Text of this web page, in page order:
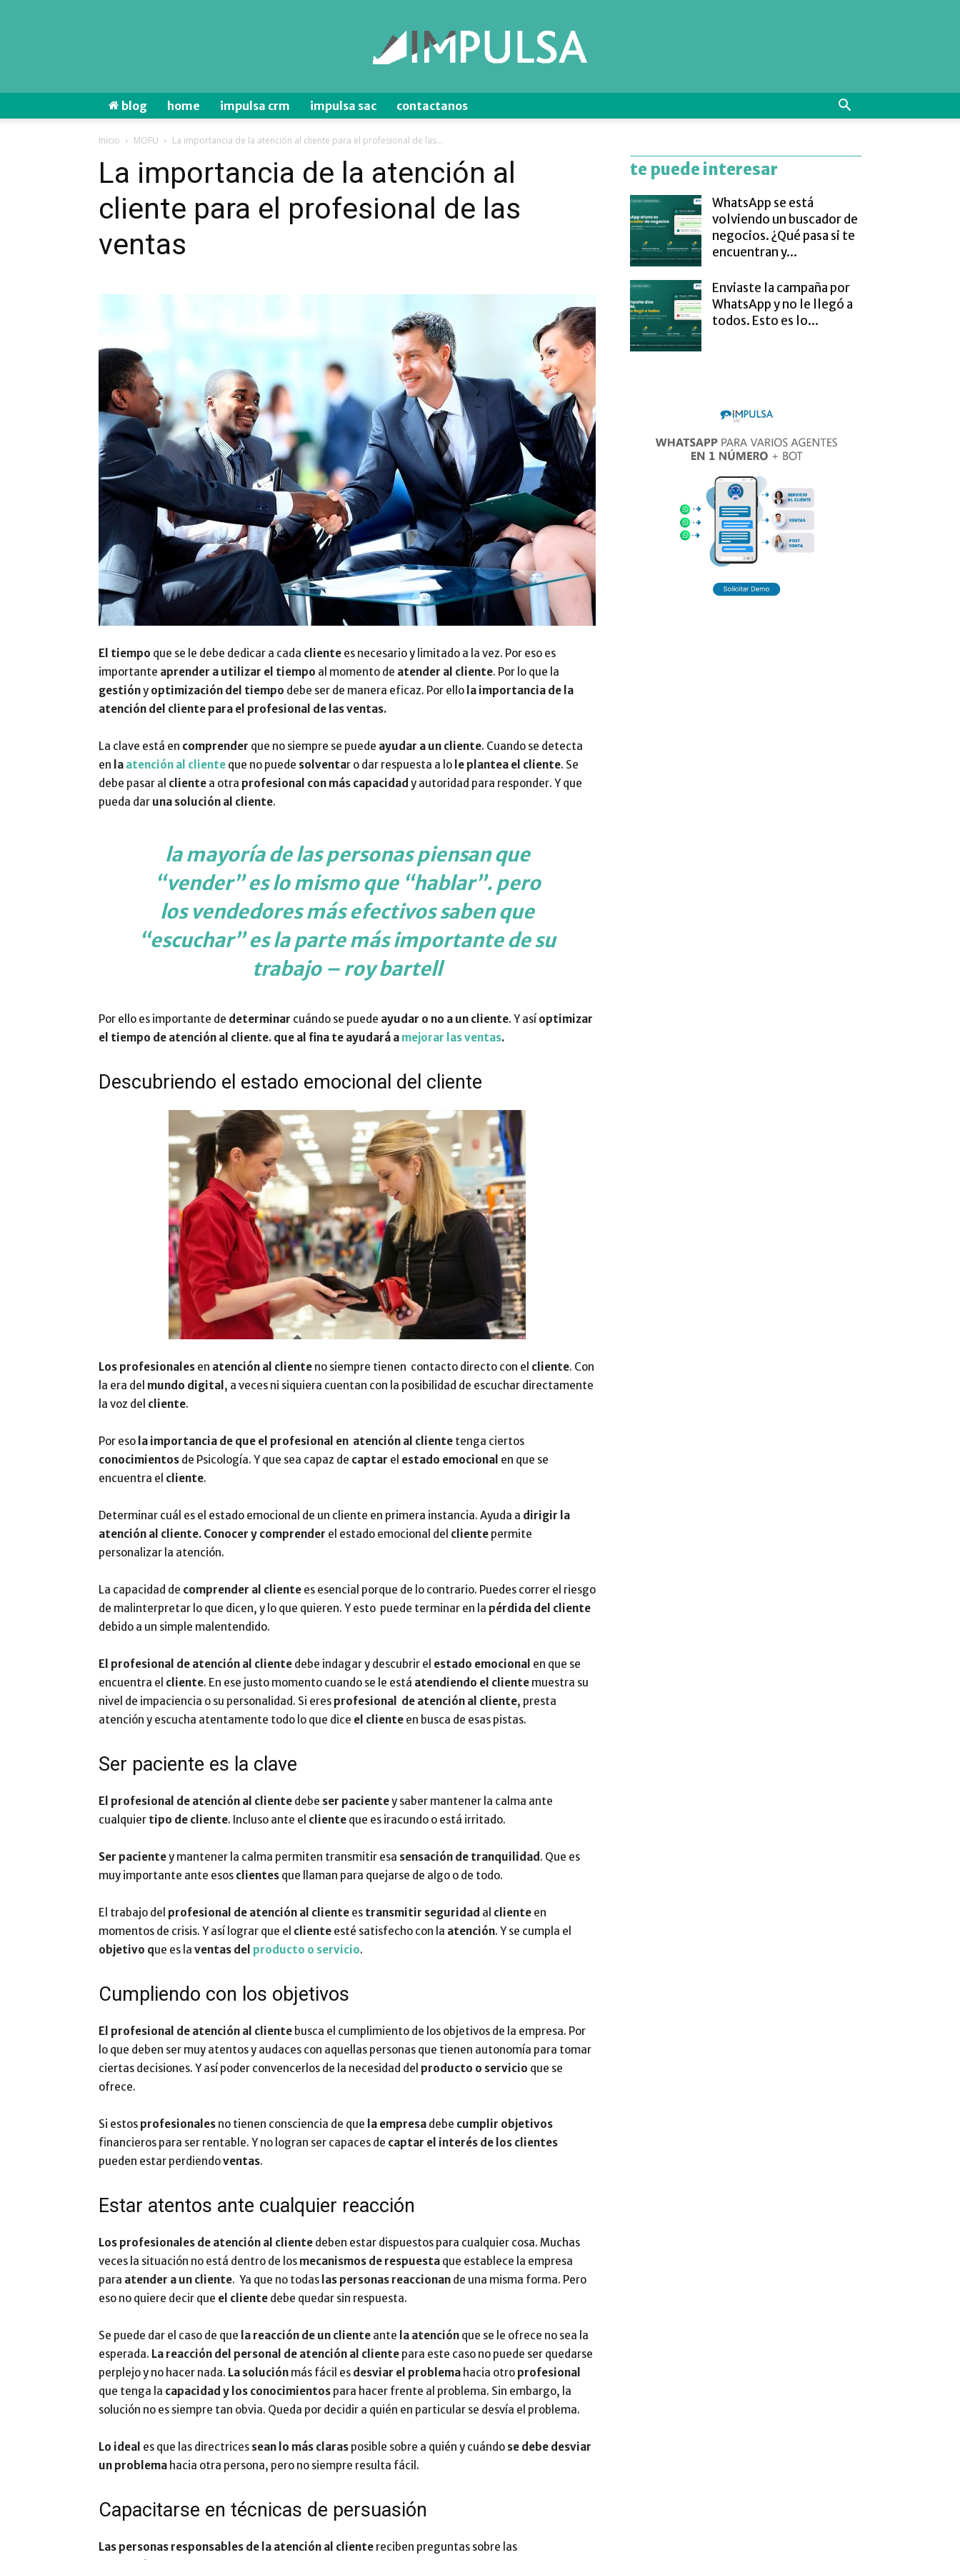
Ventas
Digitalización
–
Impulsa
blog home impulsa crm impulsa sac contactanos
Inicio MOFU La importancia de la atención al cliente para el profesional de las...
La importancia de la atención al
cliente para el profesional de las
ventas
El tiempo que se le debe dedicar a cada cliente es necesario y limitado a la vez. Por eso es
importante aprender a utilizar el tiempo al momento de atender al cliente. Por lo que la
gestióny optimización del tiempo debe ser de manera eficaz. Por ello la importancia de la
atención del cliente para el profesional de las ventas.
La clave está en comprender que no siempre se puede ayudar a un cliente. Cuando se detecta
en la atención al cliente que no puede solventar o dar respuesta a lo le plantea el cliente. Se
debe pasar al cliente a otra profesional con más capacidad y autoridad para responder. Y que
pueda dar una solución al cliente.
la mayoría de las personas piensan que
“vender” es lo mismo que “hablar”. pero
los vendedores más efectivos saben que
“escuchar” es la parte más importante de su
trabajo – roy bartell
Por ello es importante de determinar cuándo se puede ayudar o no a un cliente. Y así optimizar
el tiempo de atención al cliente. que al fina te ayudará a mejorar las ventas.
Descubriendo el estado emocional del cliente
Los profesionales en atención al cliente no siempre tienen contacto directo con el cliente. Con
la era del mundo digital , a veces ni siquiera cuentan con la posibilidad de escuchar directamente
la voz del cliente.
Por eso la importancia de que el profesional en atención al cliente tenga ciertos
conocimientos de Psicología. Y que sea capaz de captar el estado emocional en que se
encuentra el cliente.
Determinar cuál es el estado emocional de un cliente en primera instancia. Ayuda a dirigir la
atención al cliente. Conocer y comprender el estado emocional del cliente permite
personalizar la atención.
La capacidad de comprender al cliente es esencial porque de lo contrario. Puedes correr el riesgo
de malinterpretar lo que dicen, y lo que quieren. Y esto puede terminar en la pérdida del cliente
debido a un simple malentendido.
El profesional de atención al cliente debe indagar y descubrir el estado emocional en que se
encuentra el cliente. En ese justo momento cuando se le está atendiendo el cliente muestra su
nivel de impaciencia o su personalidad. Si eres profesional de atención al cliente, presta
atención y escucha atentamente todo lo que dice el cliente en busca de esas pistas.
Ser paciente es la clave
El profesional de atención al cliente debe ser pacientey saber mantener la calma ante
cualquier tipo de cliente. Incluso ante el cliente que es iracundo o está irritado.
Ser pacientey mantener la calma permiten transmitir esa sensación de tranquilidad . Que es
muy importante ante esos clientes que llaman para quejarse de algo o de todo.
El trabajo del profesional de atención al cliente es transmitir seguridad al cliente en
momentos de crisis. Y así lograr que el cliente esté satisfecho con la atención. Y se cumpla el
objetivo que es la ventas del producto o servicio.
Cumpliendo con los objetivos
El profesional de atención al cliente busca el cumplimiento de los objetivos de la empresa. Por
lo que deben ser muy atentos y audaces con aquellas personas que tienen autonomía para tomar
ciertas decisiones. Y así poder convencerlos de la necesidad del producto o servicio que se
ofrece.
Si estos profesionales no tienen consciencia de que la empresa debe cumplir objetivos
financieros para ser rentable. Y no logran ser capaces de captar el interés de los clientes
pueden estar perdiendoventas.
Estar atentos ante cualquier reacción
Los profesionales de atención al cliente deben estar dispuestos para cualquier cosa. Muchas
veces la situación no está dentro de los mecanismos de respuesta que establece la empresa
para atender a un cliente. Ya que no todas las personas reaccionan de una misma forma. Pero
eso no quiere decir que el cliente debe quedar sin respuesta.
Se puede dar el caso de que la reacción de un cliente ante la atención que se le ofrece no sea la
esperada. La reacción del personal de atención al cliente para este caso no puede ser quedarse
perplejo y no hacer nada. La solución más fácil es desviar el problema hacia otro profesional
que tenga la capacidad y los conocimientos para hacer frente al problema. Sin embargo, la
solución no es siempre tan obvia. Queda por decidir a quién en particular se desvía el problema.
Lo ideal es que las directrices sean lo más claras posible sobre a quién y cuándo se debe desviar
un problema hacia otra persona, pero no siempre resulta fácil.
Capacitarse en técnicas de persuasión
Las personas responsables de la atención al cliente reciben preguntas sobre las
te puede interesar
WhatsApp se está
volviendo un buscador de
negocios. ¿Qué pasa si te
encuentran y...
Enviaste la campaña por
WhatsApp y no le llegó a
todos. Esto es lo...